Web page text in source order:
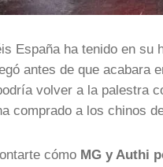
España ha tenido en
antes de que acabara
volver a la palestra
comprado a los chinos
cómo MG y Authi